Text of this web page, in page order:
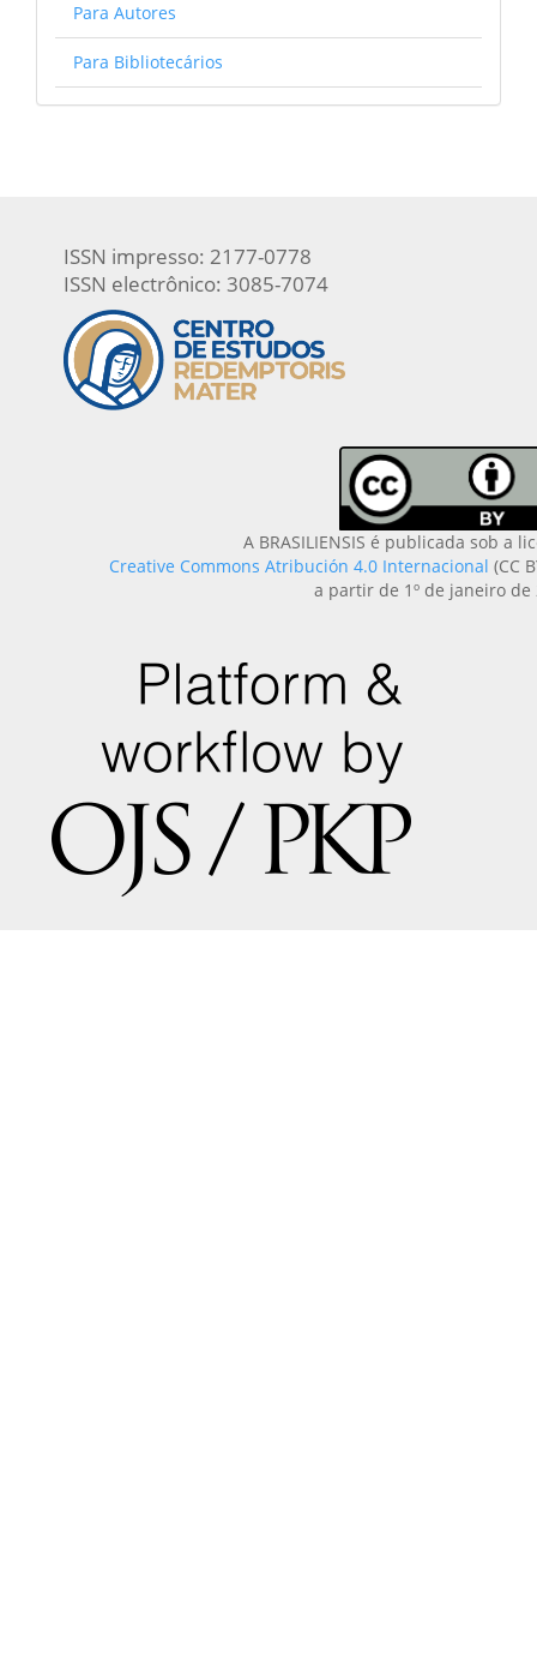
Para Autores
Para Bibliotecários
ISSN impresso: 2177-0778
ISSN electrônico: 3085-7074
A BRASILIENSIS é publicada sob a
Creative Commons Atribución 4.0 Internacional (CC
a partir de 1º de janeiro de